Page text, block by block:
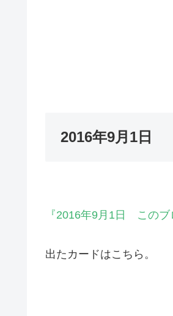
2016年9月1日
『2016年9月1日 このブ
出たカードはこちら。